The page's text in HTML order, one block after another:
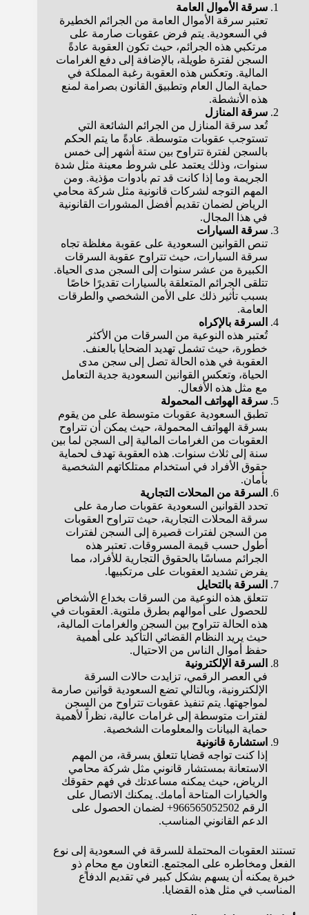
سرقة الأموال العامة
تعتبر سرقة الأموال العامة من الجرائم الخطيرة
في السعودية. يتم فرض عقوبات صارمة على
مرتكبي هذه الجرائم، حيث تكون العقوبة عادةً
السجن لفترة طويلة، بالإضافة إلى دفع الغرامات
المالية. وتعكس هذه العقوبة رغبة المملكة في
حماية المال العام وتطبيق القانون بصرامة لمنع
هذه الأنشطة.
سرقة المنازل
تُعد سرقة المنازل من الجرائم الشائعة التي
تستوجب عقوبات متوسطة. عادةً ما يتم الحكم
بالسجن لفترة تتراوح بين ستة أشهر إلى خمس
سنوات، وذلك يعتمد على شروط معينة مثل شدة
الجريمة وما إذا كانت قد تم بأدوات مؤذية. ومن
المهم التوجه لشركات قانونية مثل شركة محامي
الرياض لضمان تقديم أفضل المشورات القانونية
في هذا المجال.
سرقة السيارات
تنص القوانين السعودية على عقوبة مغلظة تجاه
سرقة السيارات، حيث تتراوح عقوبة السرقات
الكبيرة من عشر سنوات إلى السجن مدى الحياة.
تتلقى الجرائم المتعلقة بالسيارات تقديرًا خاصًا
بسبب تأثير ذلك على الأمن الشخصي والطرقات
العامة.
السرقة بالإكراه
تُعتبر هذه النوعية من السرقات من الأكثر
خطورة، حيث تشمل تهديد الضحايا بالعنف.
العقوبة في هذه الحالة تصل إلى سجن مدى
الحياة، وتعكس القوانين السعودية جدية التعامل
مع مثل هذه الأفعال.
سرقة الهواتف المحمولة
تطبق السعودية عقوبات متوسطة على من يقوم
بسرقة الهواتف المحمولة، حيث يمكن أن تتراوح
العقوبات من الغرامات المالية إلى السجن لما بين
سنة إلى ثلاث سنوات. هذه العقوبة تهدف لحماية
حقوق الأفراد في استخدام ممتلكاتهم الشخصية
بأمان.
السرقة من المحلات التجارية
تحدد القوانين السعودية عقوبات صارمة على
سرقة المحلات التجارية، حيث تتراوح العقوبات
من السجن لفترات قصيرة إلى السجن لفترات
أطول حسب قيمة المسروقات. تعتبر هذه
الجرائم مساسًا بالحقوق التجارية للأفراد، مما
يفرض تشديد العقوبات على مرتكبيها.
السرقة بالتحايل
تتعلق هذه النوعية من السرقات بخداع الأشخاص
للحصول على أموالهم بطرق ملتوية. العقوبات في
هذه الحالة تتراوح بين السجن والغرامات المالية،
حيث يريد النظام القضائي التأكيد على أهمية
حفظ أموال الناس من الاحتيال.
السرقة الإلكترونية
في العصر الرقمي، تزايدت حالات السرقة
الإلكترونية، وبالتالي تضع السعودية قوانين صارمة
لمواجهتها. يتم تنفيذ عقوبات تتراوح من السجن
لفترات متوسطة إلى غرامات عالية، نظراً لأهمية
حماية البيانات والمعلومات الشخصية.
استشارة قانونية
إذا كنت تواجه قضايا تتعلق بسرقة، من المهم
الاستعانة بمستشار قانوني مثل شركة محامي
الرياض، حيث يمكنه مساعدتك في فهم حقوقك
والخيارات المتاحة أمامك. يمكنك الاتصال على
الرقم 966565052502+ لضمان الحصول على
الدعم القانوني المناسب.
تستند العقوبات المحتملة للسرقة في السعودية إلى نوع
الفعل ومخاطره على المجتمع. التعاون مع محامٍ ذو
خبرة يمكنه أن يسهم بشكل كبير في تقديم الدفاع
المناسب في مثل هذه القضايا.